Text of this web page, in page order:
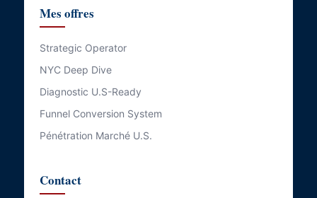
Mes offres
Strategic Operator
NYC Deep Dive
Diagnostic U.S-Ready
Funnel Conversion System
Pénétration Marché U.S.
Contact